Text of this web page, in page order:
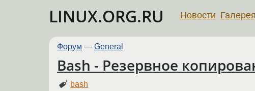
LINUX.ORG.RU Новости Галерея
Форум — General
Bash - Резервное
bash